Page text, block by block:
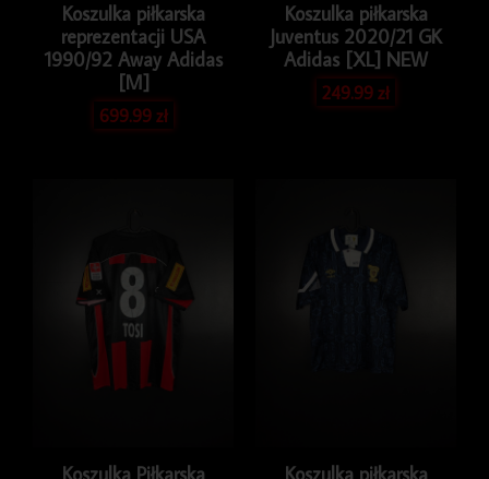
Koszulka piłkarska
reprezentacji USA
1990/92 Away Adidas
[M]
699.99zł
Koszulka piłkarska
Juventus 2020/21 GK
Adidas [XL] NEW
249.99zł